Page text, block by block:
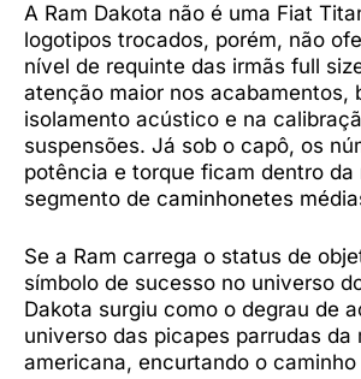
A Ram Dakota não é uma Fiat
logotipos trocados, porém, não
nível de requinte das irmãs full
atenção maior nos acabamentos,
isolamento acústico e na
suspensões. Já sob o capô, os
potência e torque ficam dentro da
segmento de caminhonetes
Se a Ram carrega o status de
símbolo de sucesso no universo
Dakota surgiu como o degrau de
universo das picapes parrudas da
americana, encurtando o